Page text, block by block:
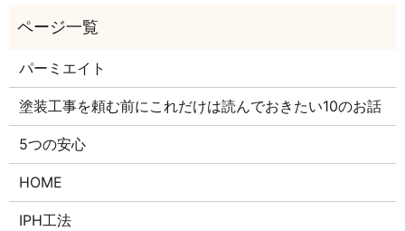
パーミエイト
塗装工事を頼む前にこれだけは読んでおきたい10のお話
5つの安心
HOME
IPH工法